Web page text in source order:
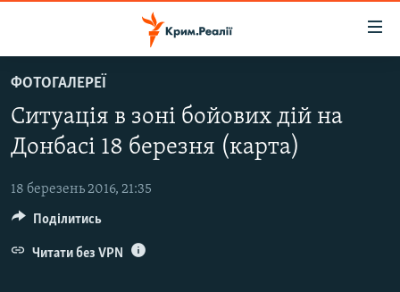
до
основного
матеріалу
Перейти
до
навігації
Перейти
ВОДА.КРИМ
ВІДЕО ТА ФОТО
ПОЛІТИКА
БЛОГИ
ПОГЛЯД
ФОТОГАЛЕРЕЇ
Ситуація в зоні бойових дій на
Донбасі 18 березня (карта)
18 березень 2016, 21:35
Поділитись
Читати без VPN